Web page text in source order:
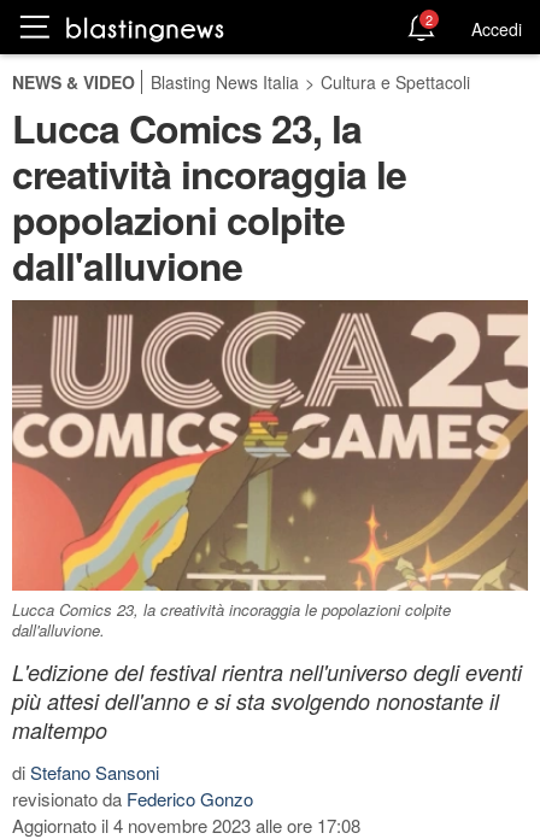
2 Accedi
NEWS & VIDEO Blasting News Italia > Cultura e Spettacoli
Lucca Comics 23, la
creatività incoraggia le
popolazioni colpite
dall'alluvione
Lucca Comics 23, la creatività incoraggia le popolazioni colpite
dall'alluvione.
L'edizione del festival rientra nell'universo degli eventi
più attesi dell'anno e si sta svolgendo nonostante il
maltempo
diStefano Sansoni
revisionato da Federico Gonzo
Aggiornato il 4 novembre 2023 alle ore 17:08